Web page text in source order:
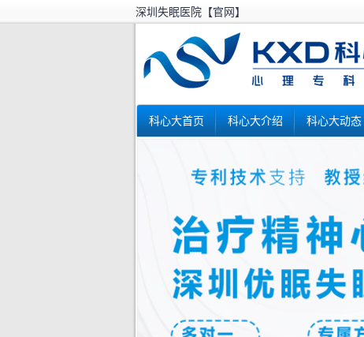
深圳失眠医院【官网】
科心大首页 科心大介绍 科心大动态